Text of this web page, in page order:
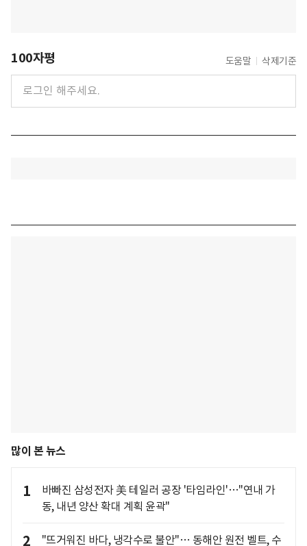
100자평 도움말 삭제기준
많이 본 뉴스
1
바빠진 삼성전자 美 테일러 공장 '타임라인'…"연내 가
동, 내년 양산 확대 계획 윤곽"
2
"뜨거워진 바다, 냉각수로 불안"… 동해안 원전 벨트, 수